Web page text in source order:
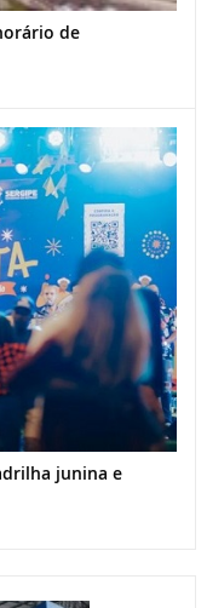
de
junina e